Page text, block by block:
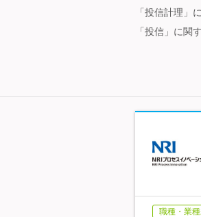
「投信計理」
「投信」に関
職種・業